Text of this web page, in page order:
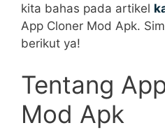
kita bahas pada artikel
App Cloner Mod Apk.
berikut ya!
Tentang
Mod Apk